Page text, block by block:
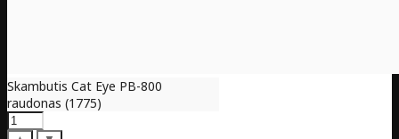
Skambutis Cat Eye PB-800
raudonas (1775)